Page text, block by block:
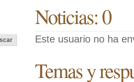
Noticias: 0
Este usuario no ha
Temas y